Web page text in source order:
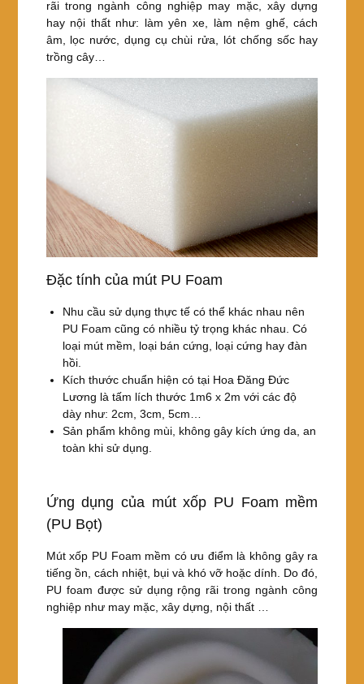
rãi trong ngành công nghiệp may mặc, xây dựng
hay nội thất như: làm yên xe, làm nệm ghế, cách
âm, lọc nước, dụng cụ chùi rửa, lót chống sốc hay
trồng cây…
Đặc tính của mút PU Foam
Nhu cầu sử dụng thực tế có thể khác nhau nên
PU Foam cũng có nhiều tỷ trọng khác nhau. Có
loại mút mềm, loại bán cứng, loại cứng hay đàn
hồi.
Kích thước chuẩn hiện có tại Hoa Đăng Đức
Lương là tấm lích thước 1m6 x 2m với các độ
dày như: 2cm, 3cm, 5cm…
Sản phẩm không mùi, không gây kích ứng da, an
toàn khi sử dụng.
Ứng dụng của mút xốp PU Foam mềm
(PU Bọt)
Mút xốp PU Foam mềm có ưu điểm là không gây ra
tiếng ồn, cách nhiệt, bụi và khó vỡ hoặc dính. Do đó,
PU foam được sử dụng rộng rãi trong ngành công
nghiệp như may mặc, xây dựng, nội thất …